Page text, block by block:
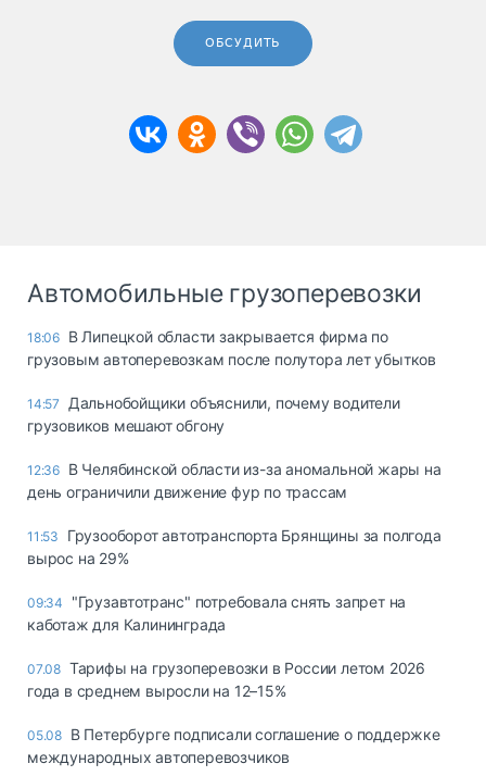
ОБСУДИТЬ
Автомобильные грузоперевозки
18:06 В Липецкой области закрывается фирма по
грузовым автоперевозкам после полутора лет убытков
14:57
Дальнобойщики объяснили, почему водители
грузовиков мешают обгону
12:36 В Челябинской области из-за аномальной жары на
день ограничили движение фур по трассам
11:53
Грузооборот автотранспорта Брянщины за полгода
вырос на 29%
09:34
"Грузавтотранс" потребовала снять запрет на
каботаж для Калининграда
07.08 Тарифы на грузоперевозки в России летом 2026
года в среднем выросли на 12–15%
05.08 В Петербурге подписали соглашение о поддержке
международных автоперевозчиков